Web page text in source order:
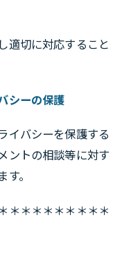
に対応すること
シーの保護
シーを保護する
ントの相談等に対す
。
＊＊＊＊＊＊＊＊＊